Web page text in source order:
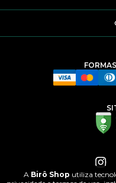
BIRÔSHOP ©
A Birô Shop utiliza